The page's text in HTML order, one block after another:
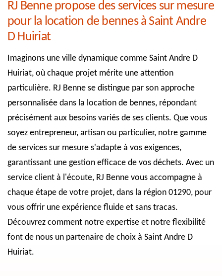
RJ Benne propose des services sur mesure
pour la location de bennes à Saint Andre
D Huiriat
Imaginons une ville dynamique comme Saint Andre D
Huiriat, où chaque projet mérite une attention
particulière. RJ Benne se distingue par son approche
personnalisée dans la location de bennes, répondant
précisément aux besoins variés de ses clients. Que vous
soyez entrepreneur, artisan ou particulier, notre gamme
de services sur mesure s'adapte à vos exigences,
garantissant une gestion efficace de vos déchets. Avec un
service client à l'écoute, RJ Benne vous accompagne à
chaque étape de votre projet, dans la région 01290, pour
vous offrir une expérience fluide et sans tracas.
Découvrez comment notre expertise et notre flexibilité
font de nous un partenaire de choix à Saint Andre D
Huiriat.